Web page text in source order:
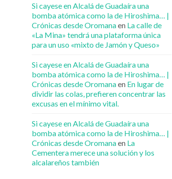
Si cayese en Alcalá de Guadaíra una
bomba atómica como la de Hiroshima… |
Crónicas desde Oromanaen La calle de
«La Mina» tendrá una plataforma única
para un uso «mixto de Jamón y Queso»
Si cayese en Alcalá de Guadaíra una
bomba atómica como la de Hiroshima… |
Crónicas desde Oromanaen En lugar de
dividir las colas, prefieren concentrar las
excusas en el mínimo vital.
Si cayese en Alcalá de Guadaíra una
bomba atómica como la de Hiroshima… |
Crónicas desde Oromanaen La
Cementera merece una solución y los
alcalareños también